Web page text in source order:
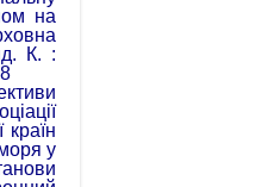
на
К. :
країн
у